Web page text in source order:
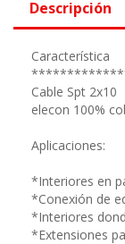
Descripción
Característica
Cable Spt 2x10
elecon 100%
Aplicaciones:
*Interiores en
*Conexión de
*Interiores
*Extensiones